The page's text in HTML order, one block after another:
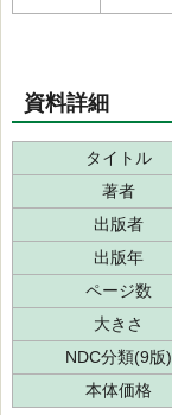
資料詳細
タイトル
著者
出版者
出版年
ページ数
大きさ
NDC分類(9版)
本体価格